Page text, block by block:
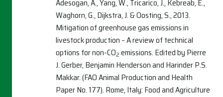
Adesogan, A., Yang, W., Tricarico, J., Kebreab, E.,
Waghorn, G., Dijkstra, J. & Oosting, S., 2013.
Mitigation of greenhouse gas emissions in
livestock production – A review of technical
options for non-CO2 emissions. Edited by Pierre
J. Gerber, Benjamin Henderson and Harinder P.S.
Makkar. (FAO Animal Production and Health
Paper No. 177). Rome, Italy: Food and Agriculture